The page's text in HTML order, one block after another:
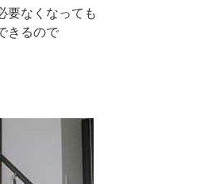
要なくなっても
きるので